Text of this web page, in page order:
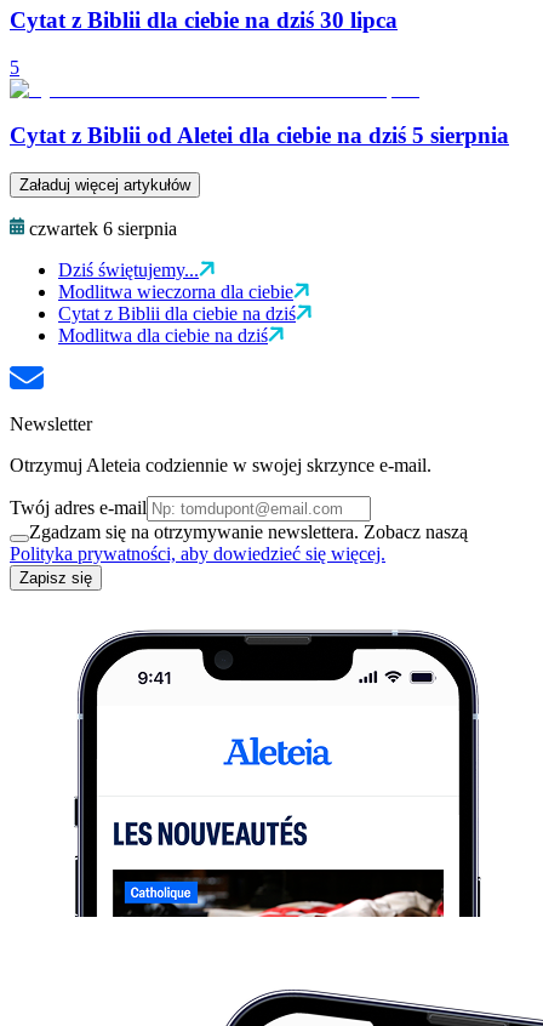
Cytat z Biblii dla ciebie na dziś 30 lipca
5
Cytat z Biblii od Aletei dla ciebie na dziś 5 sierpnia
Załaduj więcej artykułów
czwartek 6 sierpnia
Dziś świętujemy...
Modlitwa wieczorna dla ciebie
Cytat z Biblii dla ciebie na dziś
Modlitwa dla ciebie na dziś
Newsletter
Otrzymuj Aleteia codziennie w swojej skrzynce e-mail.
Twój adres e-mail
Zgadzam się na otrzymywanie newslettera. Zobacz naszą
Polityka prywatności, aby dowiedzieć się więcej.
Zapisz się